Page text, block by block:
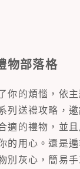
物部落格
你的煩惱，依
列送禮攻略，
適的禮物，並
的用心。還是
別灰心，簡易